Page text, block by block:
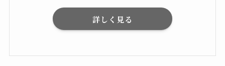
詳しく見る